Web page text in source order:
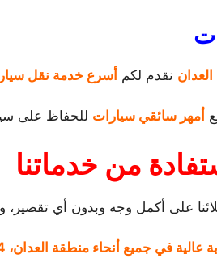
نقدم لكم أسرع خدمة نقل
أمهر سائقي سيارات للحفاظ على
من خدماتنا
على أكمل وجه وبدون أي تقصير،
جميع أنحاء منطقة العدان، 24 ساعة يومياً.